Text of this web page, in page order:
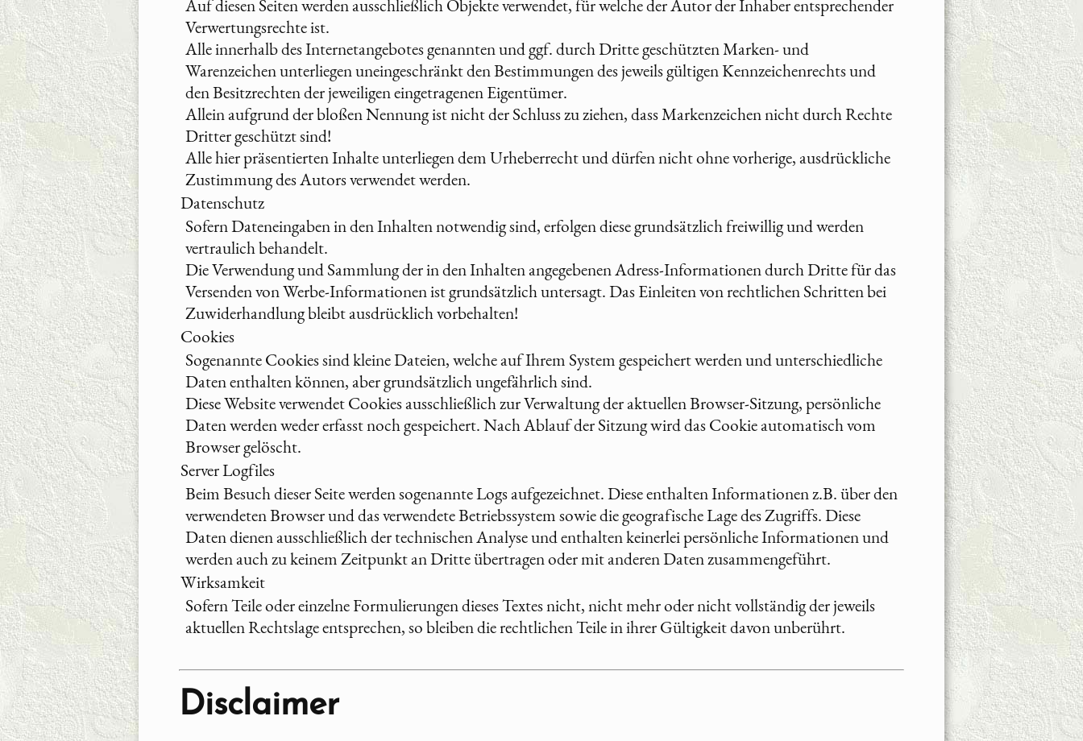
Auf diesen Seiten werden ausschließlich Objekte verwendet, für welche der Autor der Inhaber entsprechender
Verwertungsrechte ist.
Alle innerhalb des Internetangebotes genannten und ggf. durch Dritte geschützten Marken- und
Warenzeichen unterliegen uneingeschränkt den Bestimmungen des jeweils gültigen Kennzeichenrechts und
den Besitzrechten der jeweiligen eingetragenen Eigentümer.
Allein aufgrund der bloßen Nennung ist nicht der Schluss zu ziehen, dass Markenzeichen nicht durch Rechte
Dritter geschützt sind!
Alle hier präsentierten Inhalte unterliegen dem Urheberrecht und dürfen nicht ohne vorherige, ausdrückliche
Zustimmung des Autors verwendet werden.
Datenschutz
Sofern Dateneingaben in den Inhalten notwendig sind, erfolgen diese grundsätzlich freiwillig und werden
vertraulich behandelt.
Die Verwendung und Sammlung der in den Inhalten angegebenen Adress-Informationen durch Dritte für das
Versenden von Werbe-Informationen ist grundsätzlich untersagt. Das Einleiten von rechtlichen Schritten bei
Zuwiderhandlung bleibt ausdrücklich vorbehalten!
Cookies
Sogenannte Cookies sind kleine Dateien, welche auf Ihrem System gespeichert werden und unterschiedliche
Daten enthalten können, aber grundsätzlich ungefährlich sind.
Diese Website verwendet Cookies ausschließlich zur Verwaltung der aktuellen Browser-Sitzung, persönliche
Daten werden weder erfasst noch gespeichert. Nach Ablauf der Sitzung wird das Cookie automatisch vom
Browser gelöscht.
Server Logfiles
Beim Besuch dieser Seite werden sogenannte Logs aufgezeichnet. Diese enthalten Informationen z.B. über den
verwendeten Browser und das verwendete Betriebssystem sowie die geografische Lage des Zugriffs. Diese
Daten dienen ausschließlich der technischen Analyse und enthalten keinerlei persönliche Informationen und
werden auch zu keinem Zeitpunkt an Dritte übertragen oder mit anderen Daten zusammengeführt.
Wirksamkeit
Sofern Teile oder einzelne Formulierungen dieses Textes nicht, nicht mehr oder nicht vollständig der jeweils
aktuellen Rechtslage entsprechen, so bleiben die rechtlichen Teile in ihrer Gültigkeit davon unberührt.
Disclaimer